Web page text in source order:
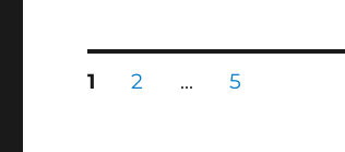
文
頁
1
頁
2 ...
頁
5